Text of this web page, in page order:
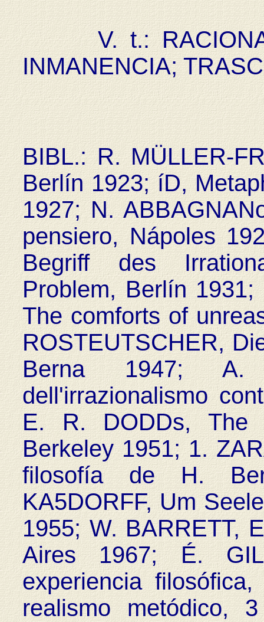
V. t.:
INMANENCIA;
BIBL.: R. MÜLLER-
Berlín 1923; íD,
1927; N.
pensiero, Nápoles
Begriff des
Problem, Berlín 1931;
The comforts of
ROSTEUTSCHER,
Berna 1947; A.
dell'irrazionalismo
E. R. DODDs, The
Berkeley 1951; 1.
filosofía de H.
KA5DORFF, Um
1955; W. BARRETT,
Aires 1967; É.
experiencia
realismo metódico,